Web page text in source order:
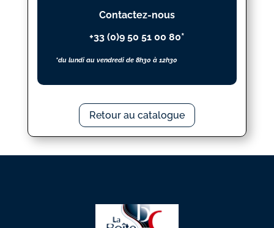
Contactez-nous
+33 (0)9 50 51 00 80*
*du lundi au vendredi de 8h30 à 12h30
Retour au catalogue